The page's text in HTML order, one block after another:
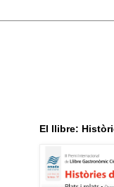
El llibre: